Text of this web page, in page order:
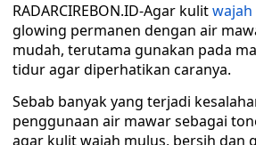
RADARCIREBON.ID-Agar kulit
glowing permanen dengan air
mudah, terutama gunakan pada
tidur agar diperhatikan caranya.
Sebab banyak yang terjadi
penggunaan air mawar sebagai
agar kulit wajah mulus, bersih dan